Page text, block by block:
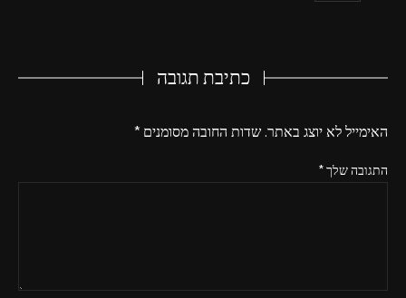
כתיבת תגובה
האימייל לא יוצג באתר.שדות החובה מסומנים*
התגובה שלך*